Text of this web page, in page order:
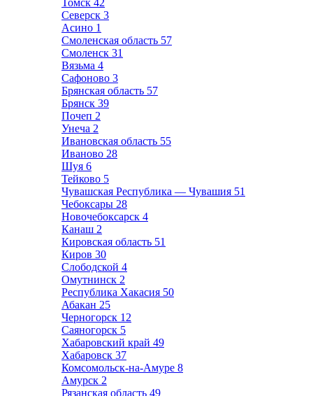
Томск 42
Северск 3
Асино 1
Смоленская область 57
Смоленск 31
Вязьма 4
Сафоново 3
Брянская область 57
Брянск 39
Почеп 2
Унеча 2
Ивановская область 55
Иваново 28
Шуя 6
Тейково 5
Чувашская Республика — Чувашия 51
Чебоксары 28
Новочебоксарск 4
Канаш 2
Кировская область 51
Киров 30
Слободской 4
Омутнинск 2
Республика Хакасия 50
Абакан 25
Черногорск 12
Саяногорск 5
Хабаровский край 49
Хабаровск 37
Комсомольск-на-Амуре 8
Амурск 2
Рязанская область 49